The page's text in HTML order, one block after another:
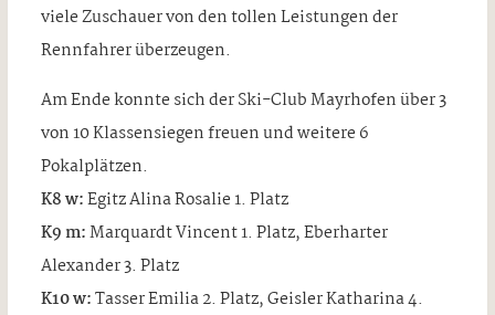
viele Zuschauer von den tollen Leistungen der
Rennfahrer überzeugen.
Am Ende konnte sich der Ski-Club Mayrhofen über 3
von 10 Klassensiegen freuen und weitere 6
Pokalplätzen.
K8 w:Egitz Alina Rosalie 1. Platz
K9 m:Marquardt Vincent 1. Platz, Eberharter
Alexander 3. Platz
K10 w:Tasser Emilia 2. Platz, Geisler Katharina 4.